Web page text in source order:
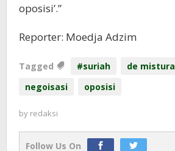
oposisi’.”
Reporter: Moedja Adzim
Tagged #suriah de mistura
negoisasi
oposisi
by redaksi
Follow Us On